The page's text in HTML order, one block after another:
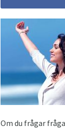
Om du frågar